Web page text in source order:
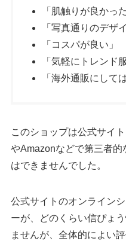
「肌触りが良かった
「写真通りのデザ
「コスパが良い」
「気軽にトレンド
「海外通販にして
このショップは公式サイ
やAmazonなどで第三者的
はできませんでした。
公式サイトのオンライン
ーが、どのくらい信ぴょ
ませんが、全体的によい